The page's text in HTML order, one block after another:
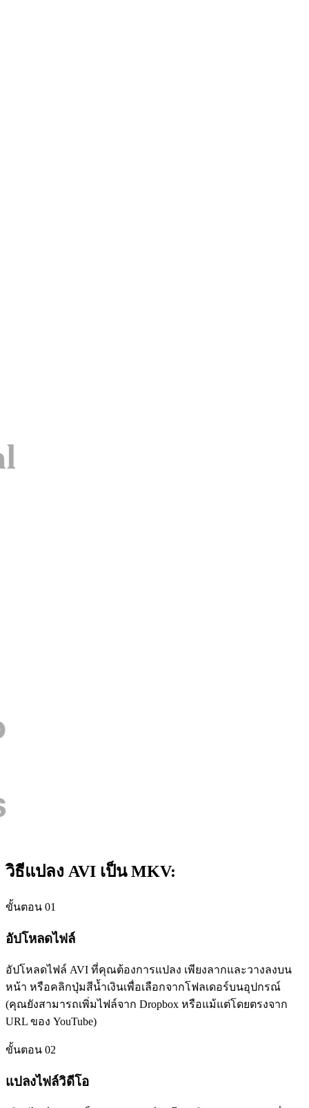
วิธีแปลง AVI เป็น MKV:
ขั้นตอน 01
อัปโหลดไฟล์
อัปโหลดไฟล์ AVI ที่คุณต้องการแปลง เพียงลากและวางลงบน
หน้า หรือคลิกปุ่มสีน้ำเงินเพื่อเลือกจากโฟลเดอร์บนอุปกรณ์
(คุณยังสามารถเพิ่มไฟล์จาก Dropbox หรือแม้แต่โดยตรงจาก
URL ของ YouTube)
ขั้นตอน 02
แปลงไฟล์วิดีโอ